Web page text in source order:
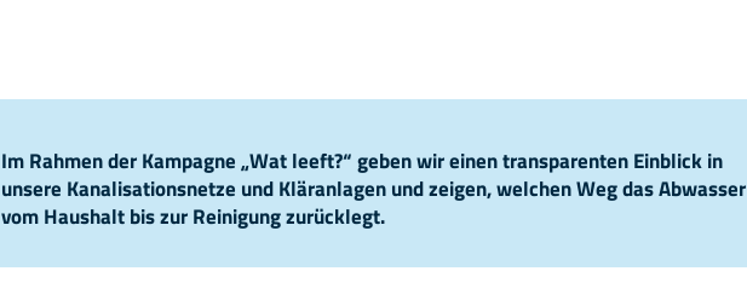
Im Rahmen der Kampagne „Wat leeft?“ geben wir einen transparenten Einblick in
unsere Kanalisationsnetze und Kläranlagen und zeigen, welchen Weg das Abwasser
vom Haushalt bis zur Reinigung zurücklegt.